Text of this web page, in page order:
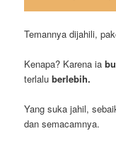
Temannya dijahili,
Kenapa? Karena ia
terlaluberlebih.
Yang suka jahil,
dan semacamnya.